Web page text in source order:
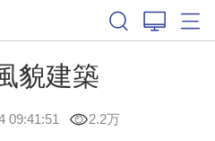
貌建築
09:41:51 2.2万